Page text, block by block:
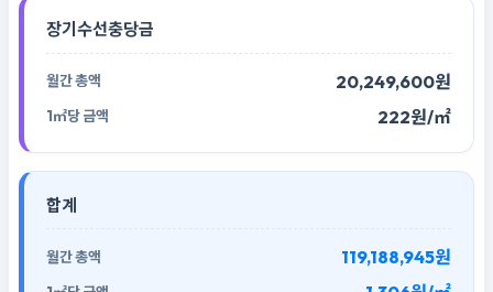
장기수선충당금
20,249,600원
222원/㎡
합계
119,188,945원